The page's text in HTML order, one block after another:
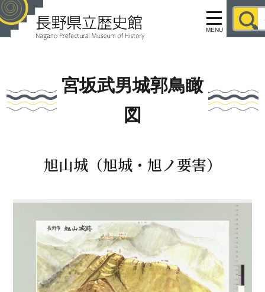
MENU
宮坂武男城郭鳥瞰
図
旭山城（旭城・旭ノ要害）